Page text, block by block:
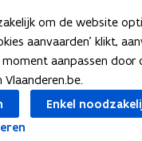
week
om de website
aanvaarden' klikt,
aanpassen
Vlaanderen.be.
Enkel